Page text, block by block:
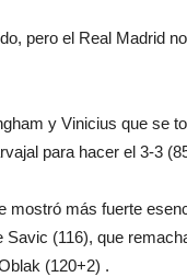
pero el Real Madrid
y Vinicius que se
para hacer el 3-3
mostró más fuerte
(116), que
(120+2) .